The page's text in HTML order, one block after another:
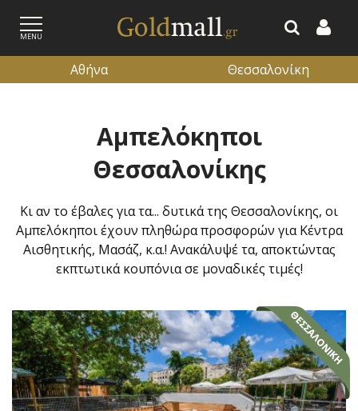
MENU
Αθήνα Θεσσαλονίκη
Αμπελόκηποι
Θεσσαλονίκης
Κι αν το έβαλες για τα... δυτικά της Θεσσαλονίκης, οι
Αμπελόκηποι έχουν πληθώρα προσφορών για Κέντρα
Αισθητικής, Μασάζ, κ.α.! Ανακάλυψέ τα, αποκτώντας
εκπτωτικά κουπόνια σε μοναδικές τιμές!